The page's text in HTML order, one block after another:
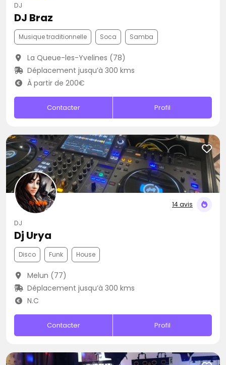
DJ
DJ Braz
Musique traditionnelle Soca Samba
La Queue-les-Yvelines (78)
Déplacement jusqu’à 300 kms
À partir de 200€
Contacter Profil
14 avis
DJ
Dj Urya
Disco Funk House
Melun (77)
Déplacement jusqu’à 300 kms
N.C
Contacter Profil